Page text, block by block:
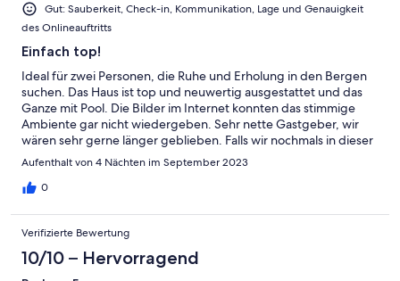
Gut: Sauberkeit, Check-in, Kommunikation, Lage und Genauigkeit
des Onlineauftritts
Einfach top!
Ideal für zwei Personen, die Ruhe und Erholung in den Bergen
suchen. Das Haus ist top und neuwertig ausgestattet und das
Ganze mit Pool. Die Bilder im Internet konnten das stimmige
Ambiente gar nicht wiedergeben. Sehr nette Gastgeber, wir
wären sehr gerne länger geblieben. Falls wir nochmals in dieser
Gegend sind, ist das für uns die erste Adresse!
Aufenthalt von 4 Nächten im September 2023
0
Verifizierte Bewertung
10/10 – Hervorragend